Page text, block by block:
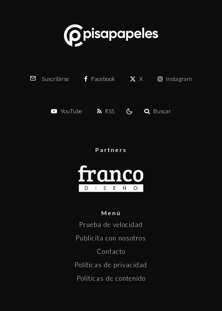
Suscribirse Facebook X Instagram
YouTube RSS Buscar
Partners
Menú
Prueba de velocidad
Publicita con nosotros
Contacto
Políticas de privacidad
Políticas de contenido